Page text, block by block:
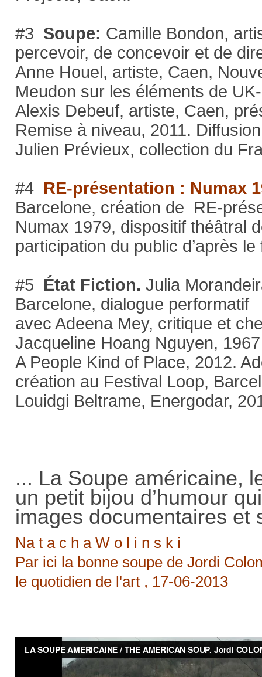
#3 Soupe: Camille Bondon,
percevoir, de concevoir et de
Anne Houel, artiste, Caen,
Meudon sur les éléments de
Alexis Debeuf, artiste, Caen,
Remise à niveau, 2011.
Julien Prévieux, collection du
#4 RE-présentation : Numax
Barcelone, création de RE-
Numax 1979, dispositif théâtral
participation du public d’après
#5 État Fiction. Julia
Barcelone, dialogue performatif
avec Adeena Mey, critique et
Jacqueline Hoang Nguyen,
A People Kind of Place, 2012.
création au Festival Loop,
Louidgi Beltrame, Energodar,
... La Soupe américaine,
un petit bijou d’humour
images documentaires
Na t a c h a W o l i n s k i
Par ici la bonne soupe de Jordi
le quotidien de l'art , 17-06-2013